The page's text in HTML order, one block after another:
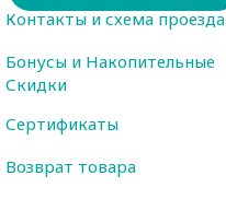
Контакты и схема проезда
Бонусы и Накопительные
Скидки
Сертификаты
Возврат товара